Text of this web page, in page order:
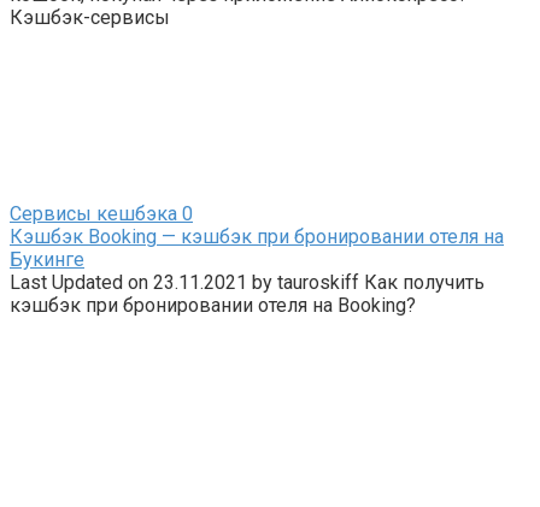
Кэшбэк-сервисы
Сервисы кешбэка 0
Кэшбэк Booking — кэшбэк при бронировании отеля на
Букинге
Last Updated on 23.11.2021 by tauroskiff Как получить
кэшбэк при бронировании отеля на Booking?